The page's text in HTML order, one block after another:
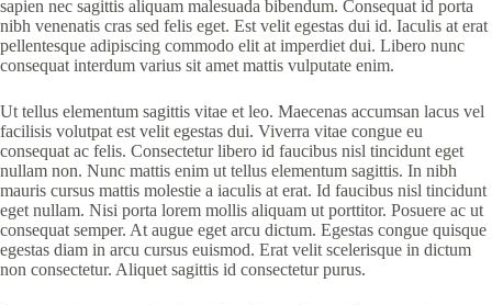
sapien nec sagittis aliquam malesuada bibendum. Consequat id porta
nibh venenatis cras sed felis eget. Est velit egestas dui id. Iaculis at erat
pellentesque adipiscing commodo elit at imperdiet dui. Libero nunc
consequat interdum varius sit amet mattis vulputate enim.
Ut tellus elementum sagittis vitae et leo. Maecenas accumsan lacus vel
facilisis volutpat est velit egestas dui. Viverra vitae congue eu
consequat ac felis. Consectetur libero id faucibus nisl tincidunt eget
nullam non. Nunc mattis enim ut tellus elementum sagittis. In nibh
mauris cursus mattis molestie a iaculis at erat. Id faucibus nisl tincidunt
eget nullam. Nisi porta lorem mollis aliquam ut porttitor. Posuere ac ut
consequat semper. At augue eget arcu dictum. Egestas congue quisque
egestas diam in arcu cursus euismod. Erat velit scelerisque in dictum
non consectetur. Aliquet sagittis id consectetur purus.